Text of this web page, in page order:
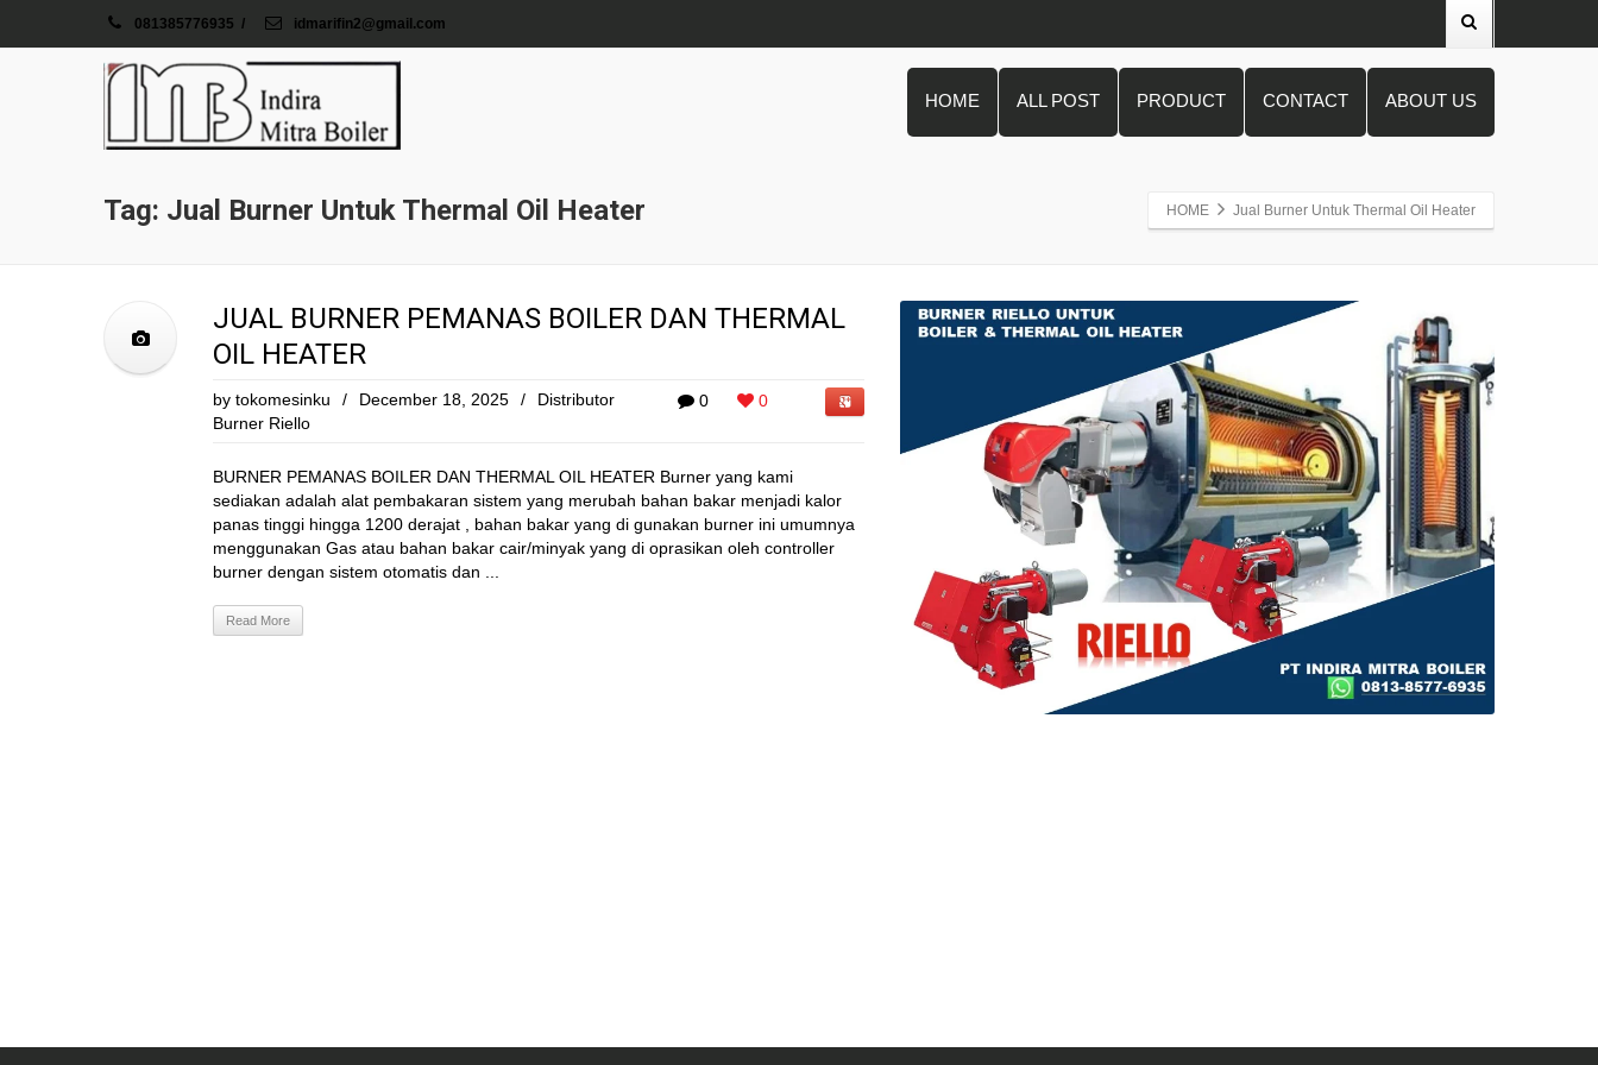
081385776935 / idmarifin2@gmail.com
HOME ALL POST PRODUCT CONTACT ABOUT US
Tag: Jual Burner Untuk Thermal Oil Heater HOME Jual Burner Untuk Thermal Oil Heater
JUAL BURNER PEMANAS BOILER DAN THERMAL
OIL HEATER
0 0
by tokomesinku / December 18, 2025 /
Distributor
Burner Riello
BURNER PEMANAS BOILER DAN THERMAL OIL HEATER Burner yang kami
sediakan adalah alat pembakaran sistem yang merubah bahan bakar menjadi kalor
panas tinggi hingga 1200 derajat , bahan bakar yang di gunakan burner ini umumnya
menggunakan Gas atau bahan bakar cair/minyak yang di oprasikan oleh controller
burner dengan sistem otomatis dan ...
Read More